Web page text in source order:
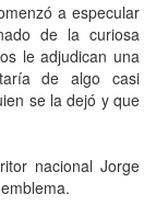
a especular
de la curiosa
le adjudican una
de algo casi
se la dejó y que
nacional Jorge